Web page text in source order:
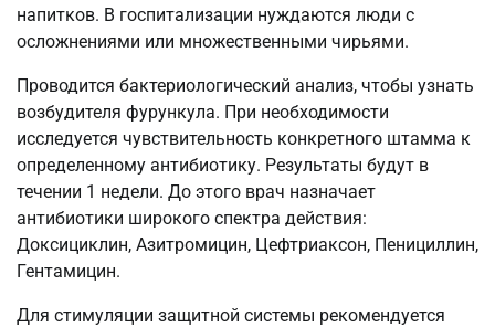
напитков. В госпитализации нуждаются люди с
осложнениями или множественными чирьями.
Проводится бактериологический анализ, чтобы узнать
возбудителя фурункула. При необходимости
исследуется чувствительность конкретного штамма к
определенному антибиотику. Результаты будут в
течении 1 недели. До этого врач назначает
антибиотики широкого спектра действия:
Доксициклин, Азитромицин, Цефтриаксон, Пенициллин,
Гентамицин.
Для стимуляции защитной системы рекомендуется